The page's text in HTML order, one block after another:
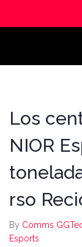
Contact
Los
NIOR
rso
By Comms
Esports